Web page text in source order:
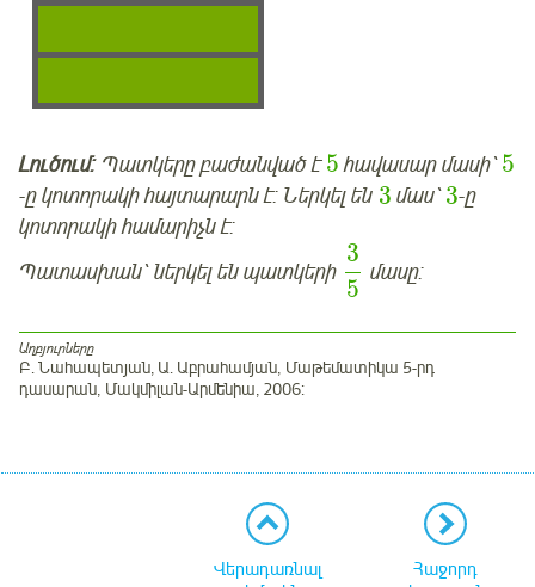
Լուծում:Պատկերը բաժանված է5հավասար մասի՝5
-ը կոտորակի հայտարարն է: Ներկել են 3 մաս՝3-ը
կոտորակի համարիչն է:
Պատասխան՝ ներկել են պատկերի
3
5
մասը:
Աղբյուրները
Բ. Նահապետյան, Ա. Աբրահամյան, Մաթեմատիկա 5-րդ
դասարան, Մակմիլան-Արմենիա, 2006:
Վերադառնալ
Հաջորդ